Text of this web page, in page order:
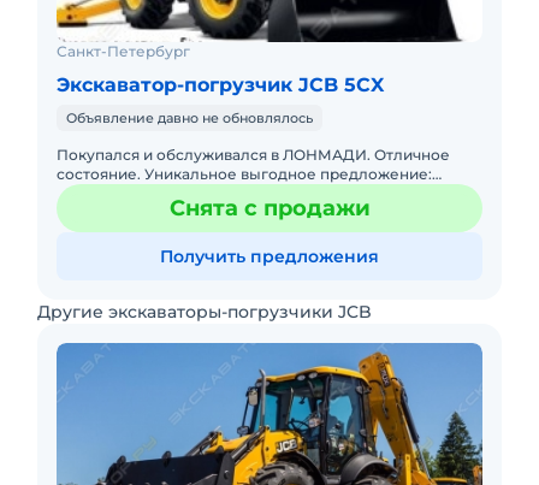
Санкт-Петербург
Экскаватор-погрузчик JCB 5CX
Объявление давно не обновлялось
Покупался и обслуживался в ЛОНМАДИ. Отличное
состояние. Уникальное выгодное предложение:
дополнительно установлена автосцепка переднего
ковша с интегрированнымиСнята с продажи
Получить предложения
Другие экскаваторы-погрузчики JCB